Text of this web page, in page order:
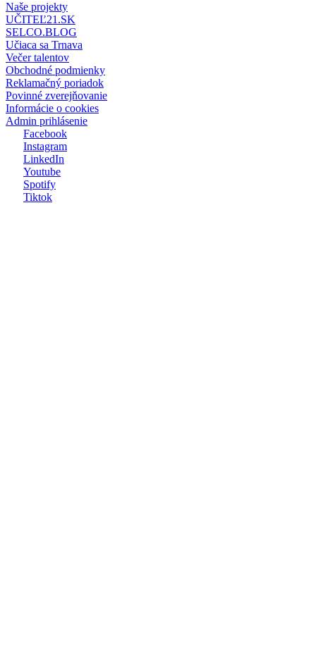
Naše projekty
UČITEĽ21.SK
SELCO.BLOG
Učiaca sa Trnava
Večer talentov
Obchodné podmienky
Reklamačný poriadok
Povinné zverejňovanie
Informácie o cookies
Admin prihlásenie
Facebook
Instagram
LinkedIn
Youtube
Spotify
Tiktok